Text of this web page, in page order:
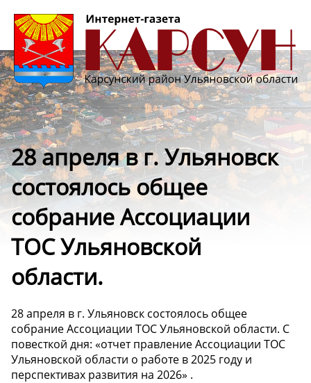
28 апреля в г. Ульяновск
состоялось общее
собрание Ассоциации
ТОС Ульяновской
области.
28 апреля в г. Ульяновск состоялось общее
собрание Ассоциации ТОС Ульяновской области. С
повесткой дня: «отчет правление Ассоциации ТОС
Ульяновской области о работе в 2025 году и
перспективах развития на 2026» .